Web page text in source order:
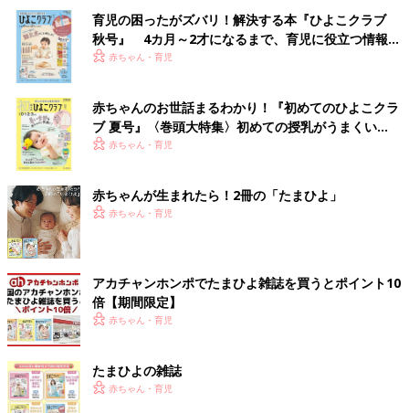
育児の困ったがズバリ！解決する本『ひよこクラブ
秋号』 4カ月～2才になるまで、育児に役立つ情報が
いっぱい！
赤ちゃん・育児
赤ちゃんのお世話まるわかり！『初めてのひよこクラ
ブ 夏号』〈巻頭大特集〉初めての授乳がうまくい
く！ おっぱい・ミルクの基本と夏のトラブル 解決テ
赤ちゃん・育児
赤ちゃんが生まれたら！2冊の「たまひよ」
赤ちゃん・育児
アカチャンホンポでたまひよ雑誌を買うとポイント10
倍【期間限定】
赤ちゃん・育児
たまひよの雑誌
赤ちゃん・育児